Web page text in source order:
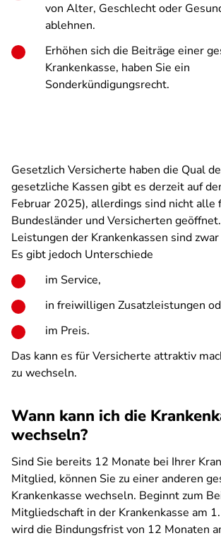
von Alter, Geschlecht oder
ablehnen.
Erhöhen sich die Beiträge einer
Krankenkasse, haben Sie ein
Sonderkündigungsrecht.
Gesetzlich Versicherte haben die Qual
gesetzliche Kassen gibt es derzeit auf
Februar 2025), allerdings sind nicht alle
Bundesländer und Versicherten
Leistungen der Krankenkassen sind
Es gibt jedoch Unterschiede
im Service,
in freiwilligen Zusatzleistungen
im Preis.
Das kann es für Versicherte attraktiv
zu wechseln.
Wann kann ich die
wechseln?
Sind Sie bereits 12 Monate bei Ihrer
Mitglied, können Sie zu einer anderen
Krankenkasse wechseln. Beginnt zum
Mitgliedschaft in der Krankenkasse am
wird die Bindungsfrist von 12 Monaten